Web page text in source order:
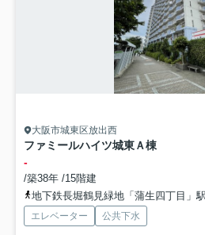
大阪市城東区放出西
ファミールハイツ城東Ａ棟
-
/築38年 /15階建
地下鉄長堀鶴見緑地「蒲生四丁目」
エレベーター 公共下水